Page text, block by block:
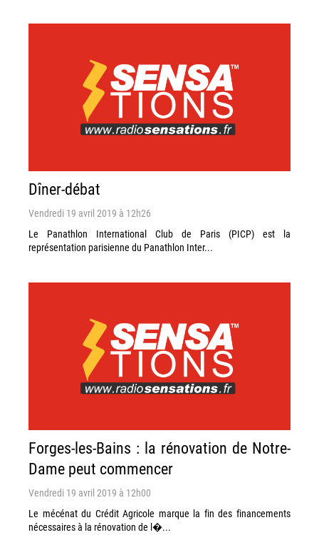
Dîner-débat
Vendredi 19 avril 2019 à 12h26
Le Panathlon International Club de Paris (PICP) est la
représentation parisienne du Panathlon Inter...
Forges-les-Bains : la rénovation de Notre-
Dame peut commencer
Vendredi 19 avril 2019 à 12h00
Le mécénat du Crédit Agricole marque la fin des financements
nécessaires à la rénovation de l�...